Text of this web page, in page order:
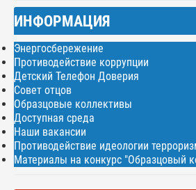
ИНФОРМАЦИЯ
Энергосбережение
Противодействие коррупции
Детский Телефон Доверия
Совет отцов
Образцовые коллективы
Доступная среда
Наши вакансии
Противодействие идеологии
Материалы на конкурс "Образцовый